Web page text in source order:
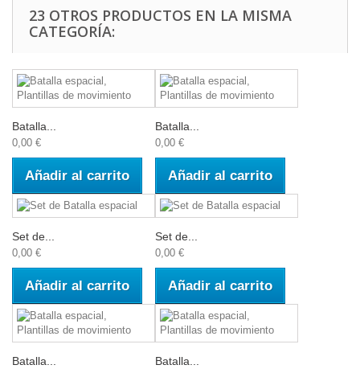
23 OTROS PRODUCTOS EN LA MISMA
CATEGORÍA:
Batalla...
0,00 €
Añadir al carrito
Batalla...
0,00 €
Añadir al carrito
Set de...
0,00 €
Añadir al carrito
Set de...
0,00 €
Añadir al carrito
Batalla... Batalla...